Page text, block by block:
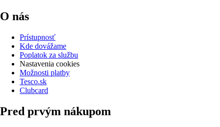
O nás
Prístupnosť
Kde dovážame
Poplatok za službu
Nastavenia cookies
Možnosti platby
Tesco.sk
Clubcard
Pred prvým nákupom